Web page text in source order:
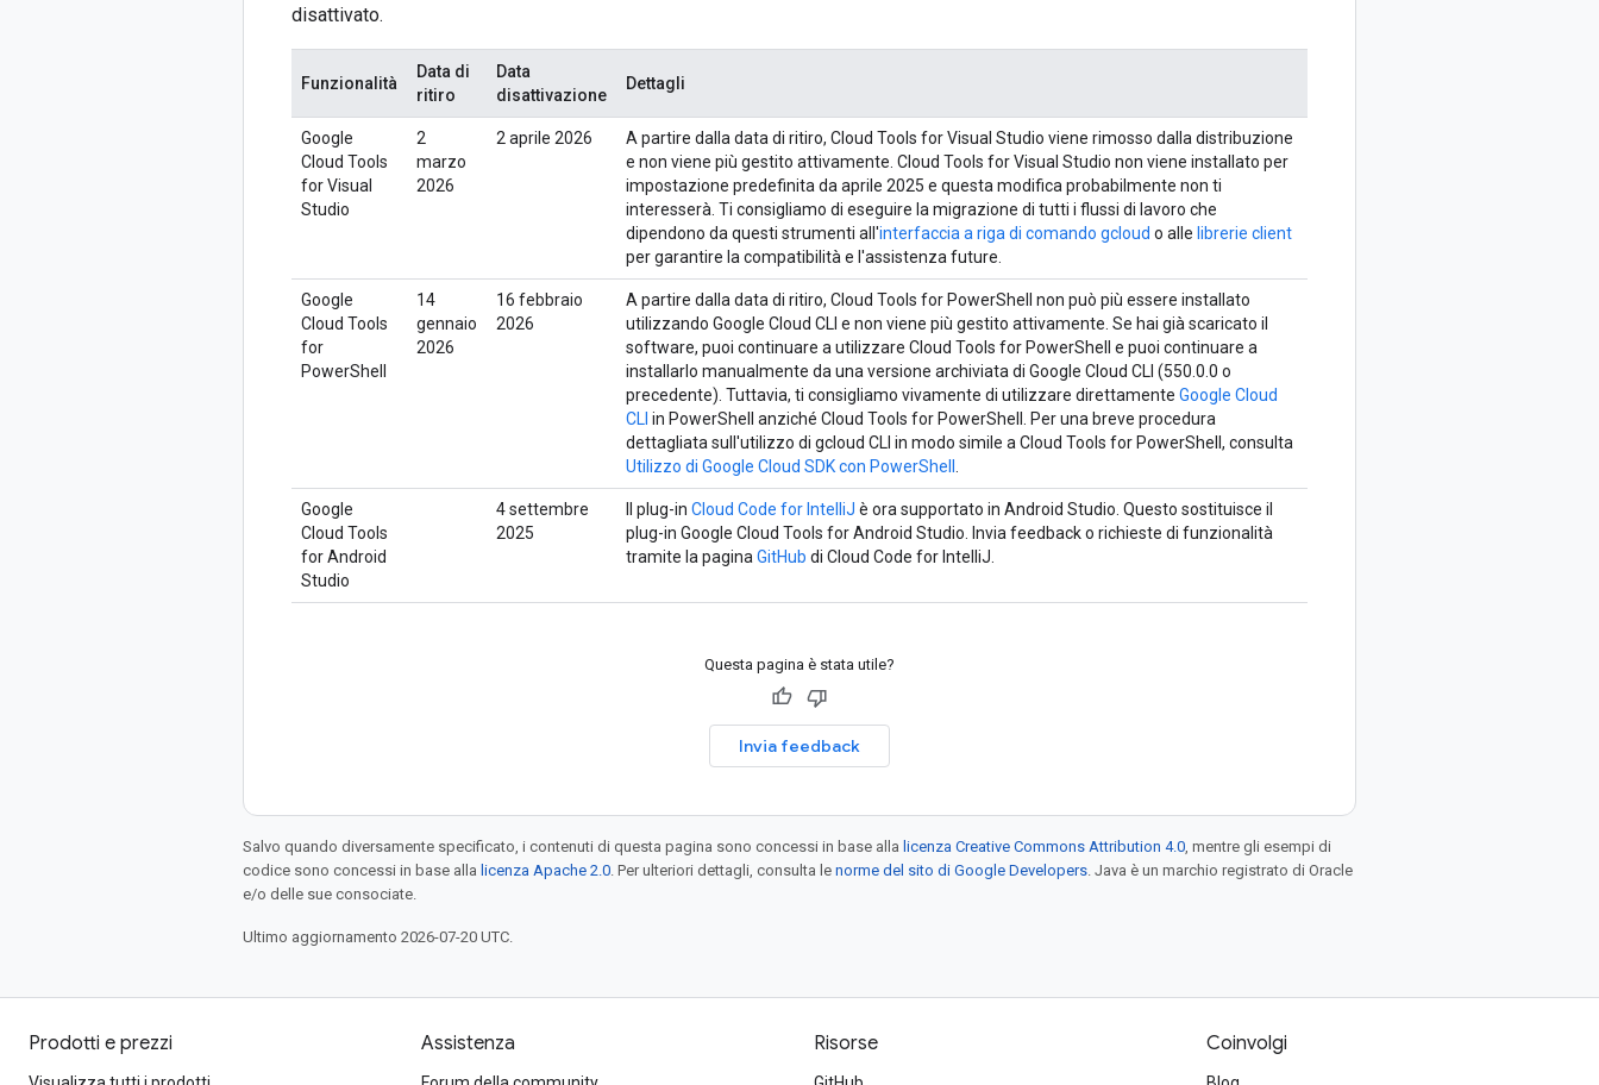
disattivato.
Funzionalità
Data di
ritiro
Data
disattivazione
Dettagli
Google
Cloud Tools
for Visual
Studio
2
marzo
2026
2 aprile 2026
A partire dalla data di ritiro, Cloud Tools for Visual Studio viene rimosso dalla distribuzione
e non viene più gestito attivamente. Cloud Tools for Visual Studio non viene installato per
impostazione predefinita da aprile 2025 e questa modifica probabilmente non ti
interesserà. Ti consigliamo di eseguire la migrazione di tutti i flussi di lavoro che
dipendono da questi strumenti all'interfaccia a riga di comando gcloud o alle librerie client
per garantire la compatibilità e l'assistenza future.
Google
Cloud Tools
for
PowerShell
14
gennaio
2026
16 febbraio
2026
A partire dalla data di ritiro, Cloud Tools for PowerShell non può più essere installato
utilizzando Google Cloud CLI e non viene più gestito attivamente. Se hai già scaricato il
software, puoi continuare a utilizzare Cloud Tools for PowerShell e puoi continuare a
installarlo manualmente da una versione archiviata di Google Cloud CLI (550.0.0 o
precedente). Tuttavia, ti consigliamo vivamente di utilizzare direttamente Google Cloud
CLI in PowerShell anziché Cloud Tools for PowerShell. Per una breve procedura
dettagliata sull'utilizzo di gcloud CLI in modo simile a Cloud Tools for PowerShell, consulta
Utilizzo di Google Cloud SDK con PowerShell
Google
Cloud Tools
for Android
Studio
4 settembre
2025
Il plug-in Cloud Code for IntelliJ è ora supportato in Android Studio. Questo sostituisce il
plug-in Google Cloud Tools for Android Studio. Invia feedback o richieste di funzionalità
tramite la pagina GitHub di Cloud Code for IntelliJ.
Questa pagina è stata utile?
Invia feedback
Salvo quando diversamente specificato, i contenuti di questa pagina sono concessi in base alla licenza Creative Commons Attribution 4.0, mentre gli esempi di
codice sono concessi in base alla licenza Apache 2.0. Per ulteriori dettagli, consulta le norme del sito di Google Developers. Java è un marchio registrato di Oracle
e/o delle sue consociate.
Ultimo aggiornamento 2026-07-20 UTC.
Prodotti e prezzi Assistenza Risorse Coinvolgi